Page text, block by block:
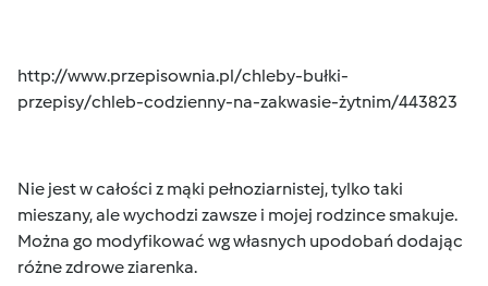
http://www.przepisownia.pl/chleby-bułki-
przepisy/chleb-codzienny-na-zakwasie-żytnim/443823
Nie jest w całości z mąki pełnoziarnistej, tylko taki
mieszany, ale wychodzi zawsze i mojej rodzince smakuje.
Można go modyfikować wg własnych upodobań dodając
różne zdrowe ziarenka.